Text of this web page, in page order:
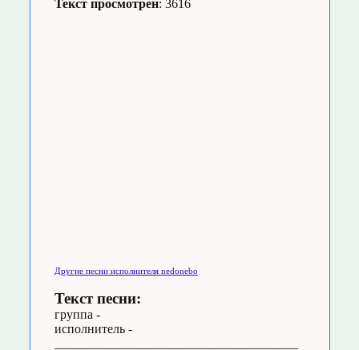
Текст просмотрен: 3616
Другие песни исполнителя nedonebo
Текст песни:
группа -
исполнитель -